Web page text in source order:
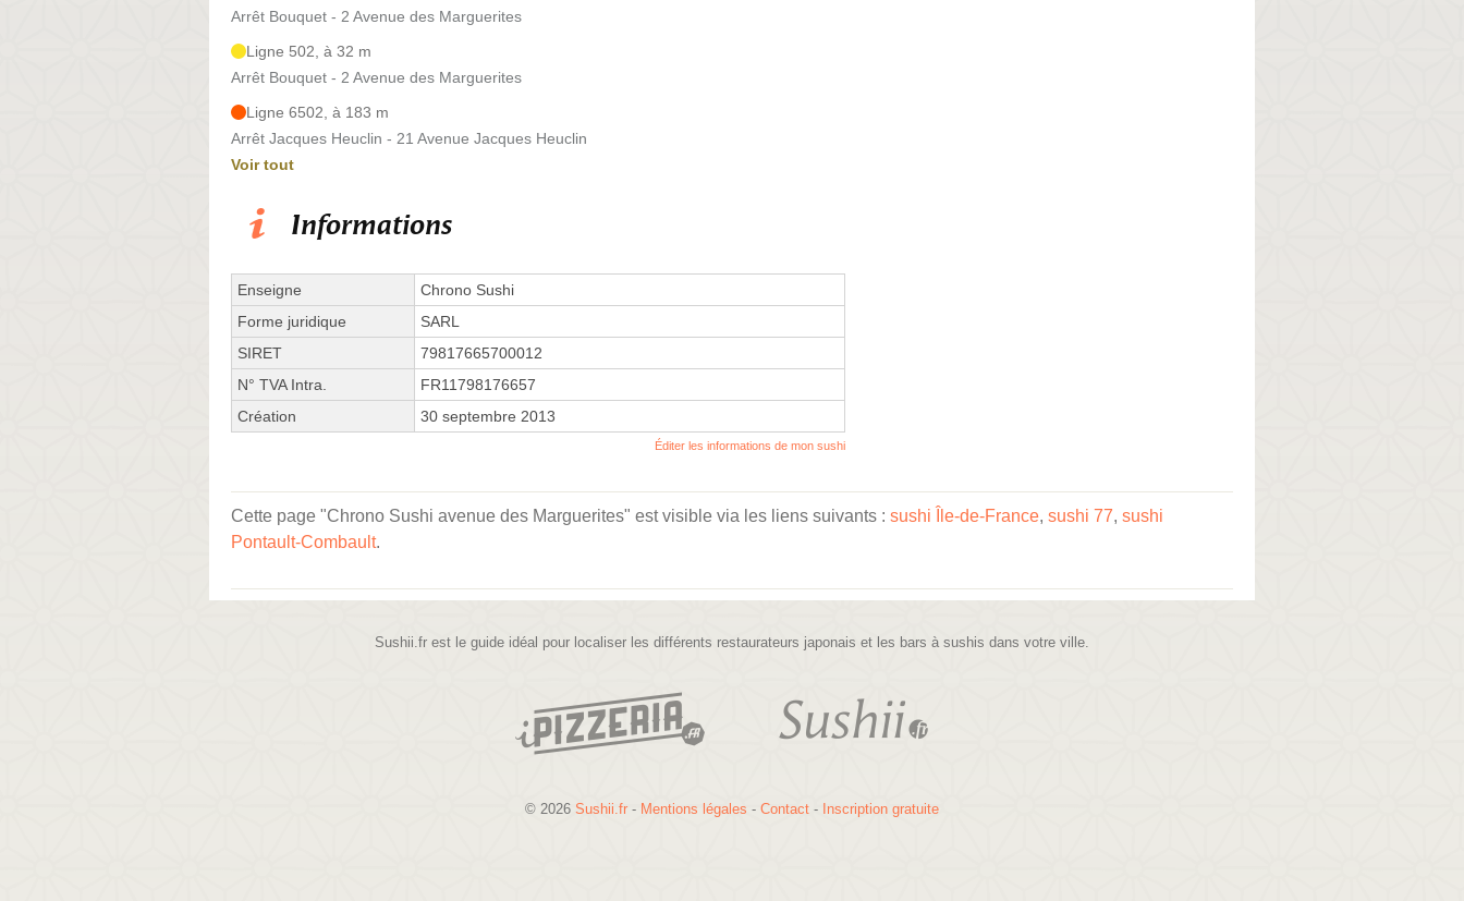
Arrêt Bouquet - 2 Avenue des Marguerites
Ligne 502, à 32 m
Arrêt Bouquet - 2 Avenue des Marguerites
Ligne 6502, à 183 m
Arrêt Jacques Heuclin - 21 Avenue Jacques Heuclin
Voir tout
Informations
Enseigne
Chrono Sushi
Forme juridique
SARL
SIRET
79817665700012
N° TVA Intra.
FR11798176657
Création
30 septembre 2013
Éditer les informations de mon sushi
Cette page "Chrono Sushi avenue des Marguerites" est visible via les liens suivants : sushi Île-de-France, sushi 77, sushi
Pontault-Combault.
Sushii.fr est le guide idéal pour localiser les différents restaurateurs japonais et les bars à sushis dans votre ville.
© 2026 Sushii.fr - Mentions légales - Contact - Inscription gratuite